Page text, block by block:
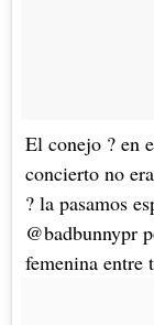
El conejo ? en
concierto no
? la pasamos
@badbunnypr
femenina entre